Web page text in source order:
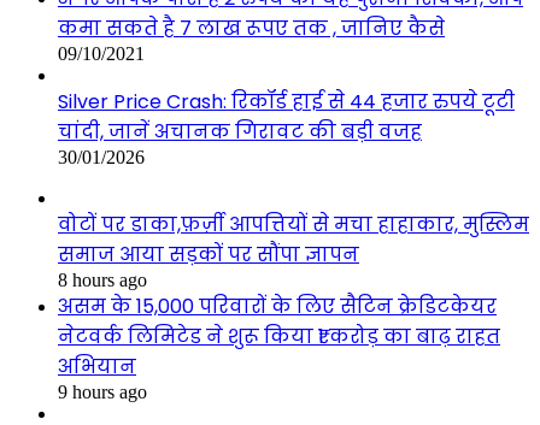
कमा सकते है 7 लाख रूपए तक , जानिए कैसे
09/10/2021
Silver Price Crash: रिकॉर्ड हाई से 44 हजार रुपये टूटी
चांदी, जानें अचानक गिरावट की बड़ी वजह
30/01/2026
वोटों पर डाका,फ़र्ज़ी आपत्तियों से मचा हाहाकार, मुस्लिम
समाज आया सड़कों पर सौंपा ज्ञापन
8 hours ago
असम के 15,000 परिवारों के लिए सैटिन क्रेडिटकेयर
नेटवर्क लिमिटेड ने शुरू किया ₹1 करोड़ का बाढ़ राहत
अभियान
9 hours ago